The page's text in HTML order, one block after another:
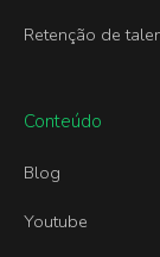
Retenção de
Conteúdo
Blog
Youtube